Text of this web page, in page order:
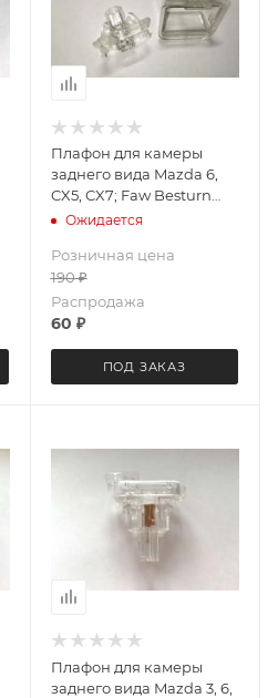
Плафон для камеры
заднего вида Mazda 6,
CX5, CX7; Faw Besturn
B50, X80 (под лампу)
Ожидается
Розничная цена
190₽
Распродажа
60 ₽
ПОД ЗАКАЗ
Плафон для камеры
заднего вида Mazda 3, 6,